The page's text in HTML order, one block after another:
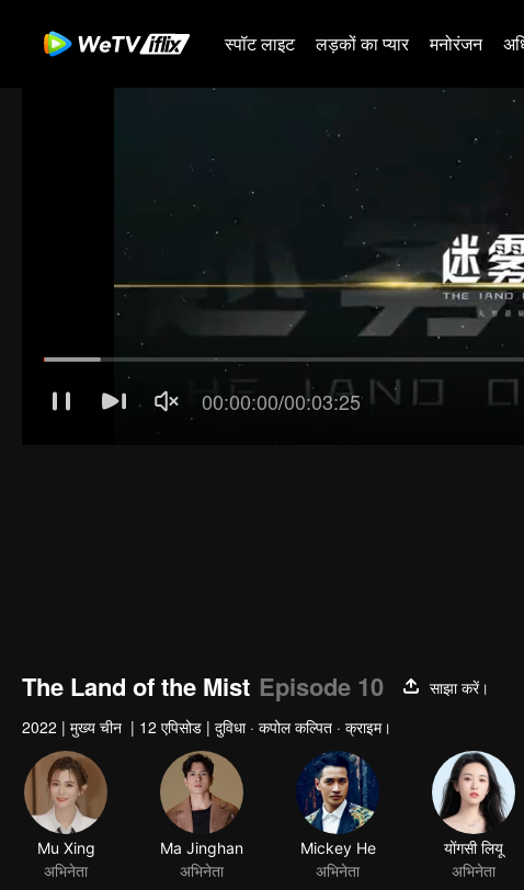
स्पॉट लाइट लड़कों का प्यार मनोरंजन
The Land of the Mist Episode 10
साझा करें।
2022 | मुख्य चीन | 12 एपिसोड | दुविधा · कपोल कल्पित · क्राइम।
Mu Xing
अभिनेता
Ma Jinghan
अभिनेता
Mickey He
अभिनेता
योंगसी लियू
अभिनेता